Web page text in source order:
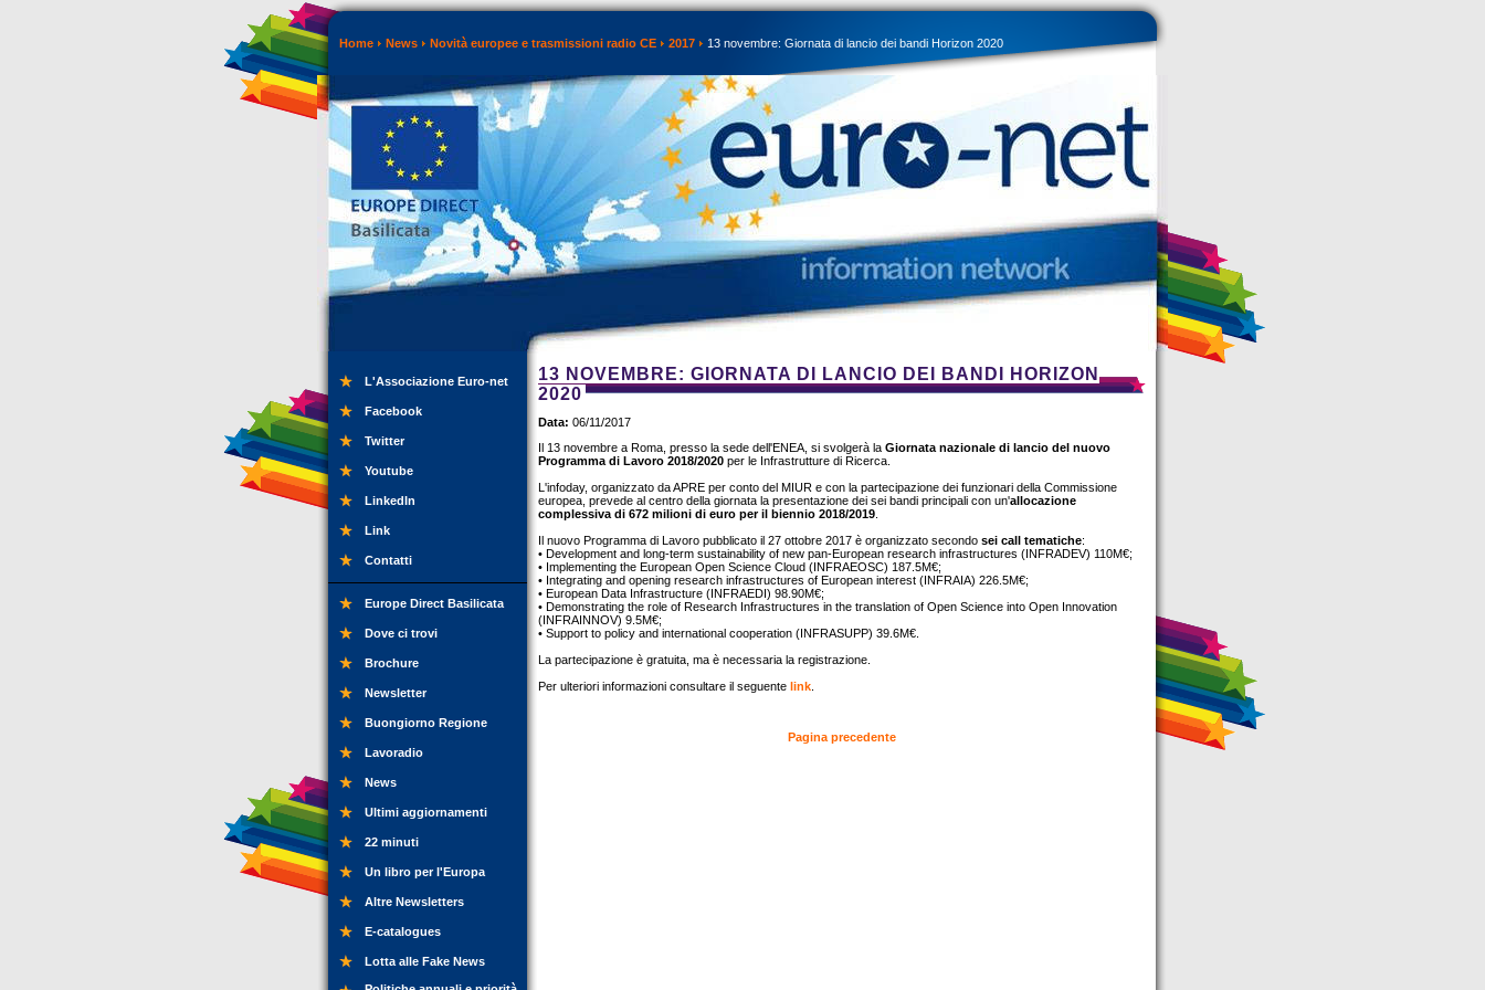
Home News Novità europee e trasmissioni radio CE 2017 13 novembre: Giornata di lancio dei bandi Horizon 2020
L'Associazione Euro-net
Facebook
Twitter
Youtube
LinkedIn
Link
Contatti
Europe Direct Basilicata
Dove ci trovi
Brochure
Newsletter
Buongiorno Regione
Lavoradio
News
Ultimi aggiornamenti
22 minuti
Un libro per l'Europa
Altre Newsletters
E-catalogues
Lotta alle Fake News
13 NOVEMBRE: GIORNATA DI LANCIO DEI BANDI HORIZON
2020
Data: 06/11/2017
Il 13 novembre a Roma, presso la sede dell'ENEA, si svolgerà la Giornata nazionale di lancio del nuovo
Programma di Lavoro 2018/2020 per le Infrastrutture di Ricerca.
L'infoday, organizzato da APRE per conto del MIUR e con la partecipazione dei funzionari della Commissione
europea, prevede al centro della giornata la presentazione dei sei bandi principali con un'allocazione
complessiva di 672 milioni di euro per il biennio 2018/2019
Il nuovo Programma di Lavoro pubblicato il 27 ottobre 2017 è organizzato secondo sei call tematiche:
• Development and long-term sustainability of new pan-European research infrastructures (INFRADEV) 110M€;
• Implementing the European Open Science Cloud (INFRAEOSC) 187.5M€;
• Integrating and opening research infrastructures of European interest (INFRAIA) 226.5M€;
• European Data Infrastructure (INFRAEDI) 98.90M€;
• Demonstrating the role of Research Infrastructures in the translation of Open Science into Open Innovation
(INFRAINNOV) 9.5M€;
• Support to policy and international cooperation (INFRASUPP) 39.6M€.
La partecipazione è gratuita, ma è necessaria la registrazione.
Per ulteriori informazioni consultare il seguente link
Pagina precedente